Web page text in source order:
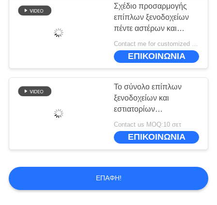
Σχέδιο προσαρμογής
επίπλων ξενοδοχείων
πέντε αστέρων και
εστιατορίων,
συμπεριλαμβανομένων
δερμάτινων καρέκλων
Contact me for customized MOQ:10
ΕΠΙΚΟΙΝΩΝΙΑ
Το σύνολο επίπλων
ξενοδοχείων και
εστιατορίων
περιλαμβάνει ηλεκτρικό
τραπέζι με ταιριαστές
καρέκλες
Contact us MOQ:10 σετ
ΕΠΙΚΟΙΝΩΝΙΑ
ΕΠΑΦΉ!